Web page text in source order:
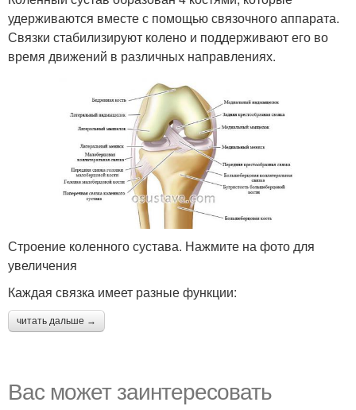
удерживаются вместе с помощью связочного аппарата.
Связки стабилизируют колено и поддерживают его во
время движений в различных направлениях.
Строение коленного сустава. Нажмите на фото для
увеличения
Каждая связка имеет разные функции:
читать дальше →
Вас может заинтересовать